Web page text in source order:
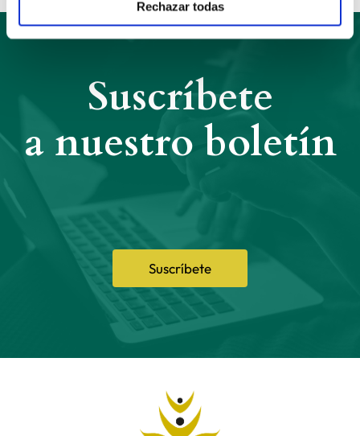
Rechazar todas
Suscríbete
Suscríbete
a nuestro boletín